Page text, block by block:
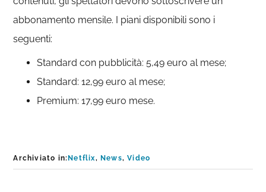
abbonamento mensile. I piani disponibili sono i
seguenti:
Standard con pubblicità: 5,49 euro al mese;
Standard: 12,99 euro al mese;
Premium: 17,99 euro mese.
Archiviato in:Netflix,News,Video